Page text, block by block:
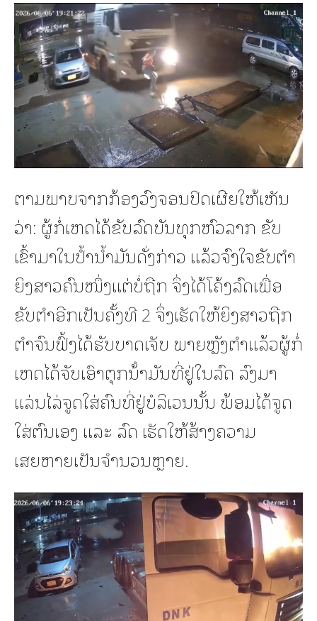
ຕາມພາບຈາກກ້ອງວົງຈອນປິດເຜີຍໃຫ້ເຫັນ
ວ່າ: ຜູ້ກໍ່ເຫດໄດ້ຂັບລົດບັນທຸກຫົວລາກ ຂັບ
ເຂົ້າມາໃນປ້ຳນ້ຳມັນດັ່ງກ່າວ ແລ້ວຈົງໃຈຂັບຕຳ
ຍິງສາວຄົນໜຶ່ງແຕ່ບໍ່ຖືກ ຈຶ່ງໄດ້ໂຄ້ງລົດເພື່ອ
ຂັບຕຳອີກເປັນຄັ້ງທີ 2 ຈຶ່ງເຮັດໃຫ້ຍິງສາວຖືກ
ຕໍາຈົນຟົ້ງໄດ້ຮັບບາດເຈັບ ພາຍຫຼັງຕໍາແລ້ວຜູ້ກໍ່
ເຫດໄດ້ຈັບເອົາຕຸກນ້ໍາມັນທີ່ຢູ່ໃນລົດ ລົງມາ
ແລ່ນໄລ່ຈູດໃສ່ຄົນທີ່ຢູ່ບໍລິເວນນັ້ນ ພ້ອມໄດ້ຈູດ
ໃສ່ຕົນເອງ ແລະ ລົດ ເຮັດໃຫ້ສ້າງຄວາມ
ເສຍຫາຍເປັນຈຳນວນຫຼາຍ.